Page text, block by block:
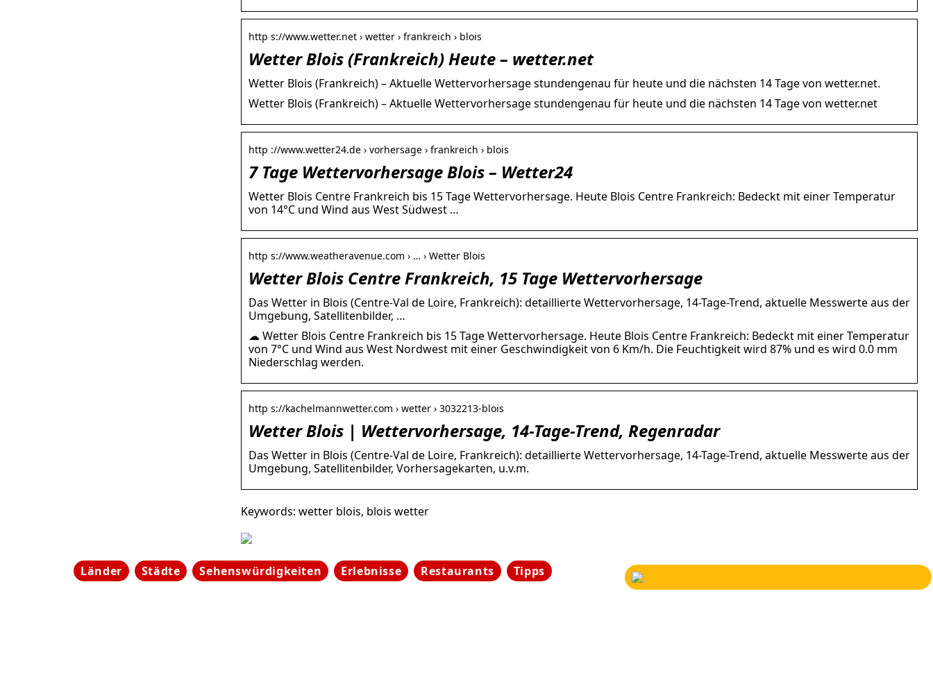
http s://www.wetter.net › wetter › frankreich › blois
Wetter Blois (Frankreich) Heute – wetter.net
Wetter Blois (Frankreich) – Aktuelle Wettervorhersage stundengenau für heute und die nächsten 14 Tage von wetter.net.
Wetter Blois (Frankreich) – Aktuelle Wettervorhersage stundengenau für heute und die nächsten 14 Tage von wetter.net
http ://www.wetter24.de › vorhersage › frankreich › blois
7 Tage Wettervorhersage Blois – Wetter24
Wetter Blois Centre Frankreich bis 15 Tage Wettervorhersage. Heute Blois Centre Frankreich: Bedeckt mit einer Temperatur
von 14°C und Wind aus West Südwest …
http s://www.weatheravenue.com › … › Wetter Blois
Wetter Blois Centre Frankreich, 15 Tage Wettervorhersage
Das Wetter in Blois (Centre-Val de Loire, Frankreich): detaillierte Wettervorhersage, 14-Tage-Trend, aktuelle Messwerte aus der
Umgebung, Satellitenbilder, …
☁ Wetter Blois Centre Frankreich bis 15 Tage Wettervorhersage. Heute Blois Centre Frankreich: Bedeckt mit einer Temperatur
von 7°C und Wind aus West Nordwest mit einer Geschwindigkeit von 6 Km/h. Die Feuchtigkeit wird 87% und es wird 0.0 mm
Niederschlag werden.
http s://kachelmannwetter.com › wetter › 3032213-blois
Wetter Blois | Wettervorhersage, 14-Tage-Trend, Regenradar
Das Wetter in Blois (Centre-Val de Loire, Frankreich): detaillierte Wettervorhersage, 14-Tage-Trend, aktuelle Messwerte aus der
Umgebung, Satellitenbilder, Vorhersagekarten, u.v.m.
Keywords: wetter blois, blois wetter
Länder Städte Sehenswürdigkeiten Erlebnisse Restaurants Tipps